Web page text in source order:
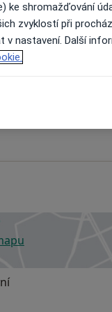
nejsou k
informace o svých
v nové záložce
ke shromažďování
zvyklostí při
v nastavení. Další